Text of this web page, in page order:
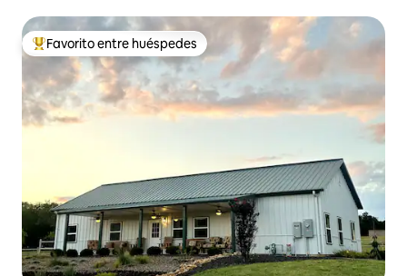
Favorito entre los huéspedes más destacados
Favorito entre huéspedes